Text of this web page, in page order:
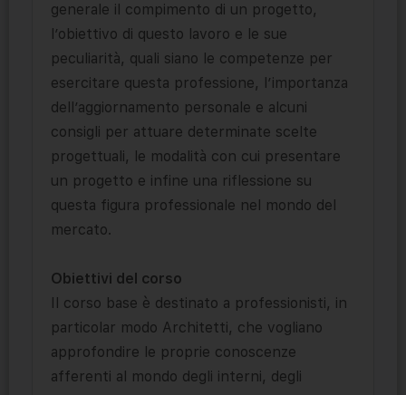
generale il compimento di un progetto,
l’obiettivo di questo lavoro e le sue
peculiarità, quali siano le competenze per
esercitare questa professione, l’importanza
dell’aggiornamento personale e alcuni
consigli per attuare determinate scelte
progettuali, le modalità con cui presentare
un progetto e infine una riflessione su
questa figura professionale nel mondo del
mercato.
Obiettivi del corso
Il corso base è destinato a professionisti, in
particolar modo Architetti, che vogliano
approfondire le proprie conoscenze
afferenti al mondo degli interni, degli